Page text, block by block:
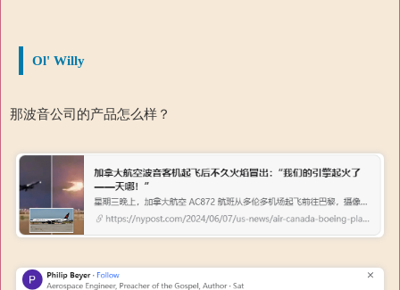
Ol' Willy
那波音公司的产品怎么样？